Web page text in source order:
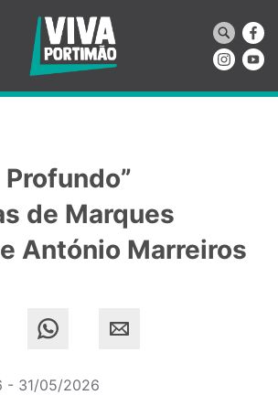
principal
de Marques
António Marreiros
- 31/05/2026